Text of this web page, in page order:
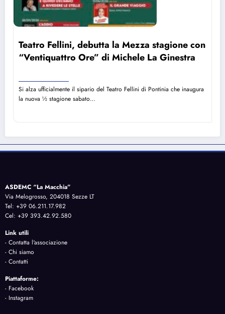
Teatro Fellini, debutta la Mezza stagione con
“Ventiquattro Ore” di Michele La Ginestra
Si alza ufficialmente il sipario del Teatro Fellini di Pontinia che inaugura
la nuova ½ stagione sabato…
ASDEMC “La Macchia”
Via Melogrosso, 204018 Sezze LT
Tel: +39 06.211.17.982
Cel: +39 393.42.92.580
Link utili
- Contatta l'associazione
- Chi siamo
- Contatti
Piattaforme:
- Facebook
- Instagram